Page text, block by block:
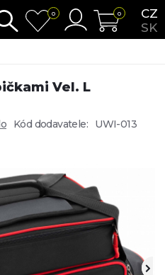
CZ
SK
0 0
Vel. L
Kód dodavatele: UWI-013